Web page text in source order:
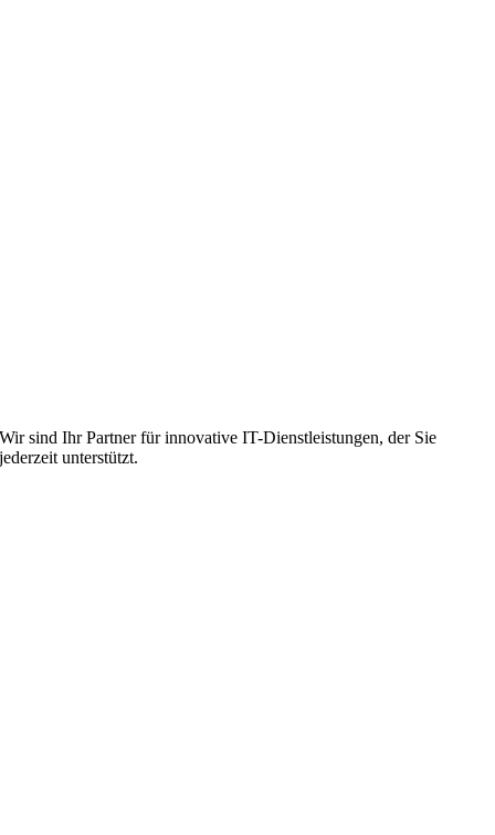
Wir sind Ihr Partner für innovative IT-Dienstleistungen, der Sie
jederzeit unterstützt.